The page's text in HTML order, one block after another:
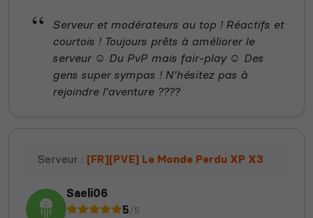
Serveur et modérateurs au top ! Réactifs et
courtois ! Toujours prêts à améliorer le
serveur ☺️ Du PvP mais fair-play ☺️ Des
gens super sympas ! N'hésitez pas à
rejoindre l'aventure ????
Serveur : [FR][PVE] Le Monde Perdu XP X3
Saeli06
5/5